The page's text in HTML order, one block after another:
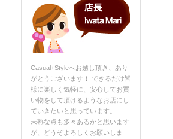
Casual+Styleへお越し頂き、あり
がとうございます！ できるだけ皆
様に楽しく気軽に、安心してお買
い物をして頂けるようなお店にし
ていきたいと思っています。
未熟な点も多々あるかと思います
が、どうぞよろしくお願いしま